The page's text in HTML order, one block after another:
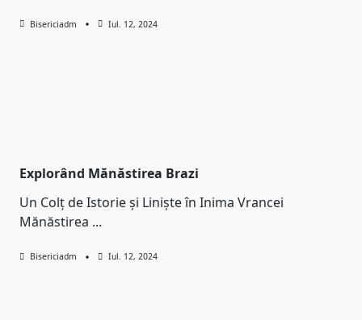
Bisericiadm Iul. 12, 2024
Explorând Mănăstirea Brazi
Un Colț de Istorie și Liniște în Inima Vrancei
Mănăstirea ...
Bisericiadm Iul. 12, 2024